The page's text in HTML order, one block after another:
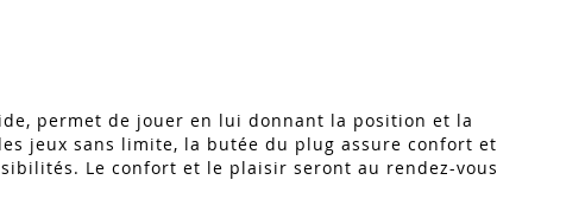
permet de jouer en lui donnant la position et la
jeux sans limite, la butée du plug assure confort et
Le confort et le plaisir seront au rendez-vous